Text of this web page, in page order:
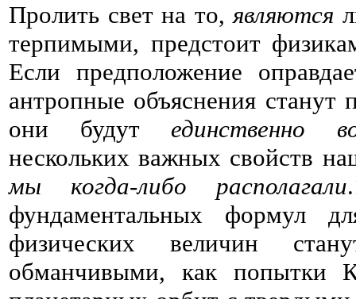
Пролить свет на то,являются
терпимыми, предстоит
Если предположение
антропные объяснения
они будут единственно
нескольких важных свойств
мы когда-либо располагали
фундаментальных формул
физических величин
обманчивыми, как попытки